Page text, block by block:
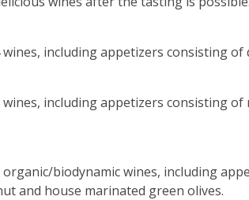
including appetizers consisting
including appetizers consisting
biodynamic wines, including
and house marinated green olives.